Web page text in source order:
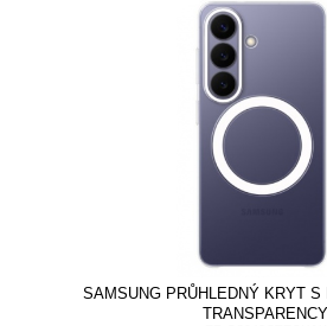
SAMSUNG PRŮHLEDNÝ KRYT
TRANSPARENCY